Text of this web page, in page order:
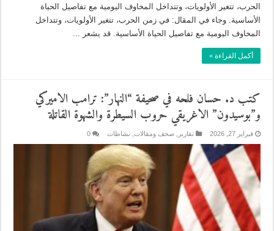
الحرب، تتغير الأولويات، وتتداخل المخاوف اليومية مع تفاصيل الحياة
الأساسية. وجاء في المقال: في زمن الحرب، تتغير الأولويات، وتتداخل
المخاوف اليومية مع تفاصيل الحياة الأساسية. قد يشعر ...
أكمل القراءة »
كتب د. حسان فلحه في صحيفة “النهار”: ترامب الاميركي
و”بوسيدون” الاغريقي حروب السيطرة والشهوة القاتلة
فبراير 27, 2026 تقارير ,صحف ومقالات نشاطات 0